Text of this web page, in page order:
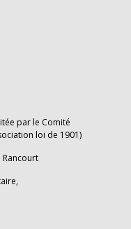
par le Comité
loi de 1901)